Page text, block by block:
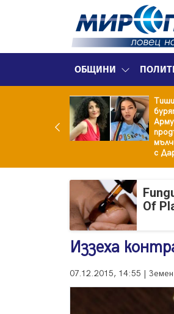
ОБЩИНИ
само в
с
Of
Иззеха
07.12.2015, 14:55 |